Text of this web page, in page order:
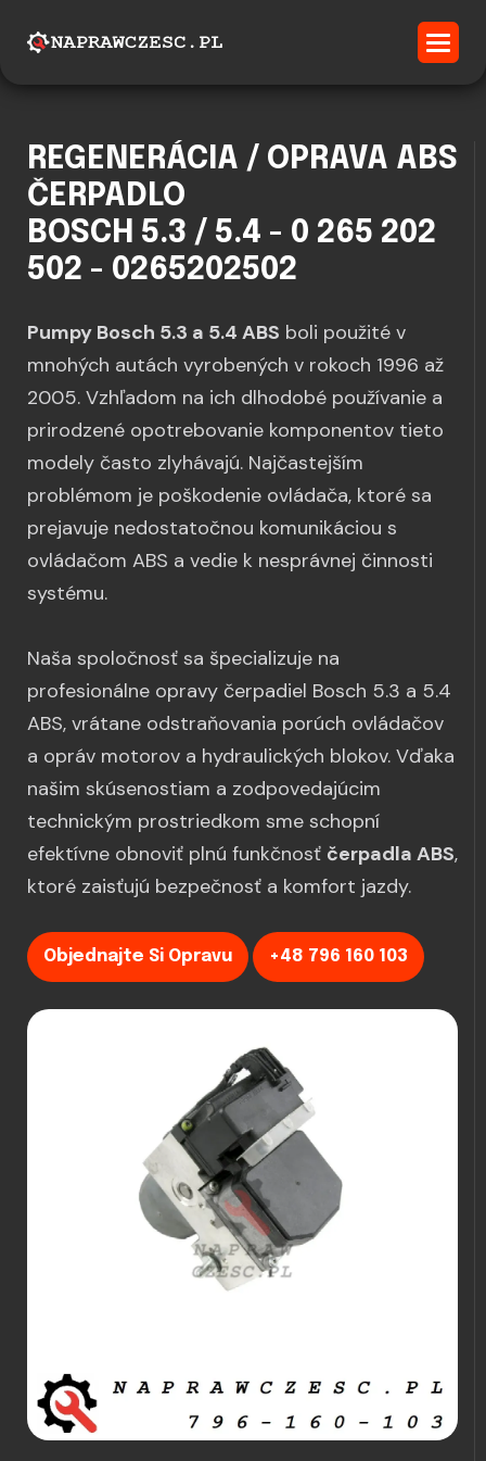
REGENERÁCIA / OPRAVA ABS
ČERPADLO
BOSCH 5.3 / 5.4 - 0 265 202
502 - 0265202502
Pumpy Bosch 5.3 a 5.4 ABS boli použité v
mnohých autách vyrobených v rokoch 1996 až
2005. Vzhľadom na ich dlhodobé používanie a
prirodzené opotrebovanie komponentov tieto
modely často zlyhávajú. Najčastejším
problémom je poškodenie ovládača, ktoré sa
prejavuje nedostatočnou komunikáciou s
ovládačom ABS a vedie k nesprávnej činnosti
systému.
Naša spoločnosť sa špecializuje na
profesionálne opravy čerpadiel Bosch 5.3 a 5.4
ABS, vrátane odstraňovania porúch ovládačov
a opráv motorov a hydraulických blokov. Vďaka
našim skúsenostiam a zodpovedajúcim
technickým prostriedkom sme schopní
efektívne obnoviť plnú funkčnosť čerpadla ABS,
ktoré zaisťujú bezpečnosť a komfort jazdy.
Objednajte Si Opravu +48 796 160 103